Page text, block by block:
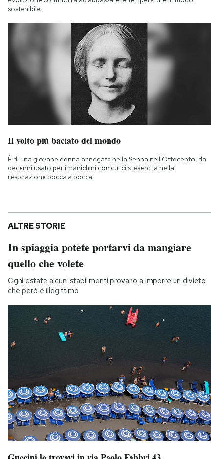
sostenibile
Il volto più baciato del mondo
È di una giovane donna annegata nella Senna nell'Ottocento, da
decenni usato per i manichini con cui ci si esercita nella
respirazione bocca a bocca
ALTRE STORIE
In spiaggia potete portarvi da mangiare
quello che volete
Ogni estate alcuni stabilimenti provano a imporre un divieto
che però è illegittimo